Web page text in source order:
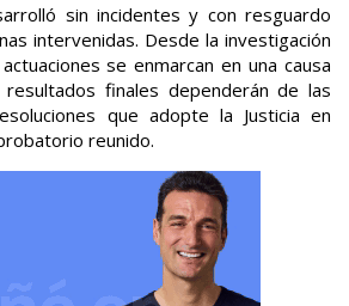
sin incidentes y con resguardo
intervenidas. Desde la investigación
se enmarcan en una causa
finales dependerán de las
que adopte la Justicia en
reunido.